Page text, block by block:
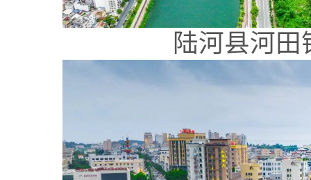
陆河县河